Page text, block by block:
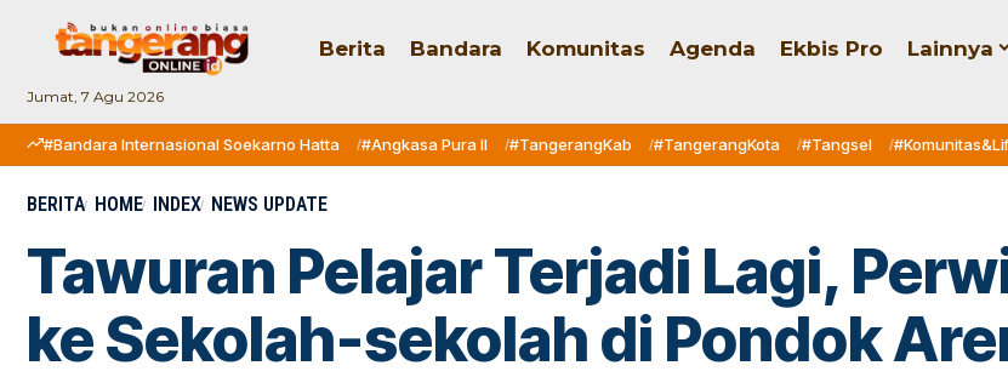
Jumat, 7 Agu 2026
Berita Bandara Komunitas Agenda Ekbis Pro Lainnya
#Bandara Internasional Soekarno Hatta #Angkasa Pura II #TangerangKab #TangerangKota #Tangsel
BERITA HOME INDEX NEWS UPDATE
Tawuran Pelajar Terjadi Lagi,
ke Sekolah-sekolah di Pondok